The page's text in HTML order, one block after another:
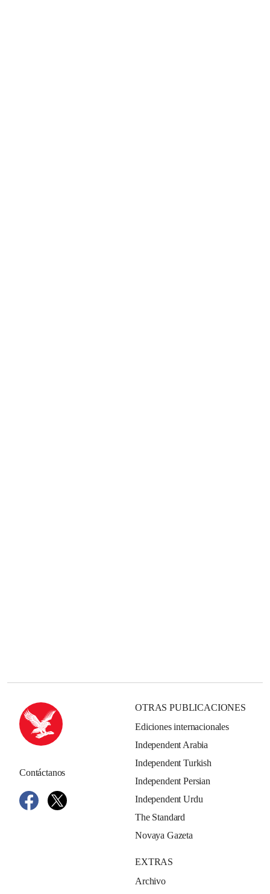
Contáctanos
OTRAS PUBLICACIONES
Ediciones internacionales
Independent Arabia
Independent Turkish
Independent Persian
Independent Urdu
The Standard
Novaya Gazeta
EXTRAS
Archivo